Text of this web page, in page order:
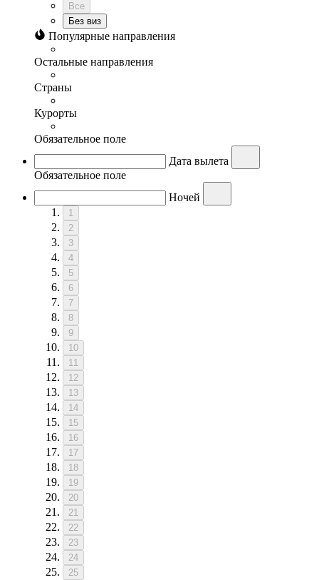
Все
Без виз
Популярные направления
Остальные направления
Страны
Курорты
Обязательное поле
Дата вылета
Обязательное поле
Ночей
1
2
3
4
5
6
7
8
9
10
11
12
13
14
15
16
17
18
19
20
21
22
23
24
25